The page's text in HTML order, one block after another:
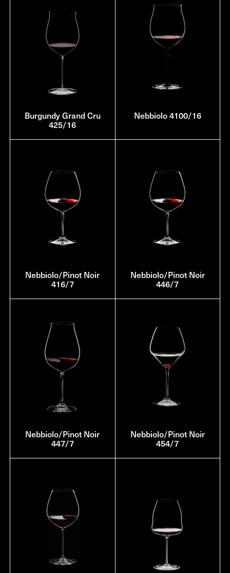
Burgundy Grand Cru
425/16
Nebbiolo 4100/16
Nebbiolo/Pinot Noir
416/7
Nebbiolo/Pinot Noir
446/7
Nebbiolo/Pinot Noir
447/7
Nebbiolo/Pinot Noir
454/7